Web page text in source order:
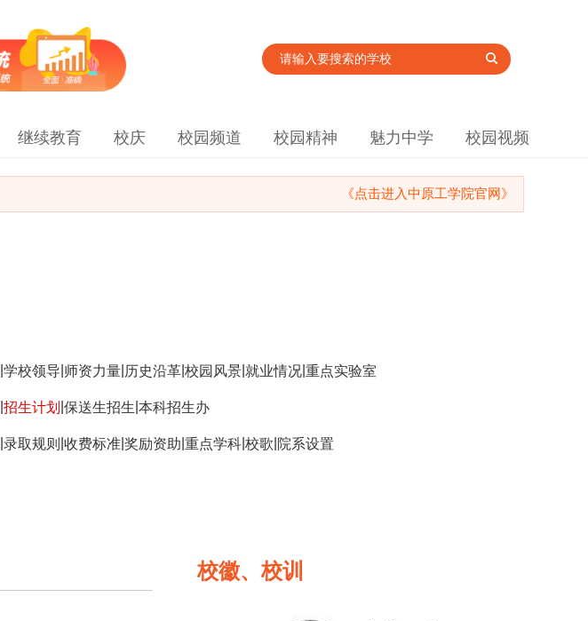
继续教育 校庆 校园频道 校园精神 魅力中学 校园视频
《点击进入中原工学院官网》
|学校领导 师资力量 历史沿革 |校园风景 就业情况 |重点实验室
|招生计划 |保送生招生 |本科招生办
|录取规则 |收费标准 |奖励资助 |重点学科 |校歌 院系设置
校徽、校训